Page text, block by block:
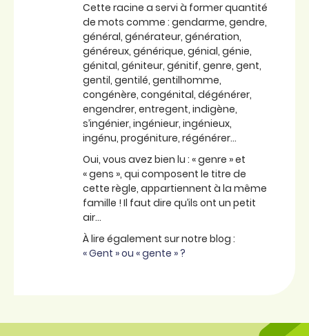
Cette racine a servi à former quantité
de mots comme : gendarme, gendre,
général, générateur, génération,
généreux, générique, génial, génie,
génital, géniteur, génitif, genre, gent,
gentil, gentilé, gentilhomme,
congénère, congénital, dégénérer,
engendrer, entregent, indigène,
s’ingénier, ingénieur, ingénieux,
ingénu, progéniture, régénérer…
Oui, vous avez bien lu : « genre » et
« gens », qui composent le titre de
cette règle, appartiennent à la même
famille ! Il faut dire qu’ils ont un petit
air…
À lire également sur notre blog :
« Gent » ou « gente » ?